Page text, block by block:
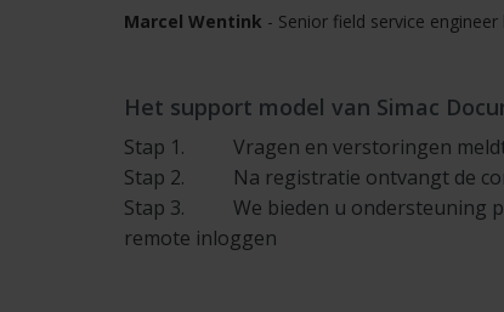
Marcel Wentink - Senior field service
Het support model van Simac
Stap 1. Vragen en verstoringen meldt
Stap 2.
Na registratie ontvangt de
Stap 3. We bieden u ondersteuning
remote inloggen